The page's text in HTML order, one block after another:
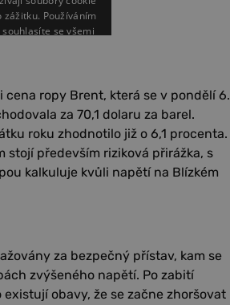
cena ropy Brent, která se v pondělí 6.
za 70,1 dolaru za barel.
roku zhodnotilo již o 6,1 procenta.
stojí především riziková přirážka, s
kalkuluje kvůli napětí na Blízkém
za bezpečný přístav, kam se
zvýšeného napětí. Po zabití
obavy, že se začne zhoršovat